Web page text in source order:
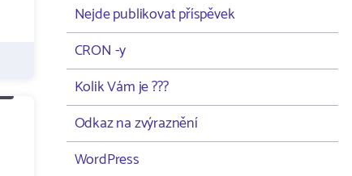
Nejde publikovat příspěvek
CRON -y
Kolik Vám je ???
Odkaz na zvýraznění
WordPress